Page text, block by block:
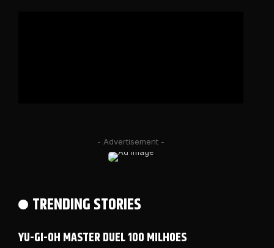
- Advertisement -
TRENDING STORIES
YU-GI-OH MASTER DUEL 100 MILHOES